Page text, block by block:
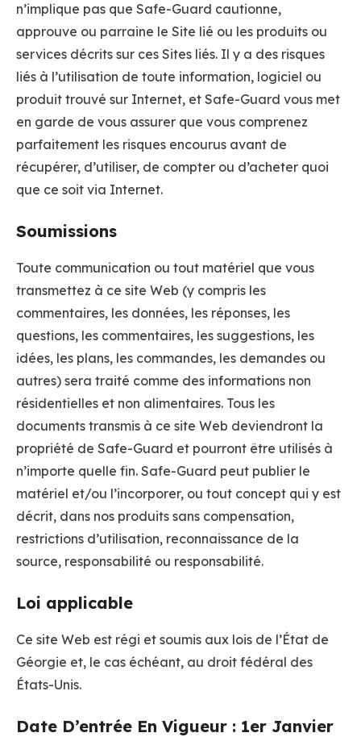
n’implique pas que Safe-Guard cautionne,
approuve ou parraine le Site lié ou les produits ou
services décrits sur ces Sites liés. Il y a des risques
liés à l’utilisation de toute information, logiciel ou
produit trouvé sur Internet, et Safe-Guard vous met
en garde de vous assurer que vous comprenez
parfaitement les risques encourus avant de
récupérer, d’utiliser, de compter ou d’acheter quoi
que ce soit via Internet.
Soumissions
Toute communication ou tout matériel que vous
transmettez à ce site Web (y compris les
commentaires, les données, les réponses, les
questions, les commentaires, les suggestions, les
idées, les plans, les commandes, les demandes ou
autres) sera traité comme des informations non
résidentielles et non alimentaires. Tous les
documents transmis à ce site Web deviendront la
propriété de Safe-Guard et pourront être utilisés à
n’importe quelle fin. Safe-Guard peut publier le
matériel et/ou l’incorporer, ou tout concept qui y est
décrit, dans nos produits sans compensation,
restrictions d’utilisation, reconnaissance de la
source, responsabilité ou responsabilité.
Loi applicable
Ce site Web est régi et soumis aux lois de l’État de
Géorgie et, le cas échéant, au droit fédéral des
États-Unis.
Date D’entrée En Vigueur : 1er Janvier